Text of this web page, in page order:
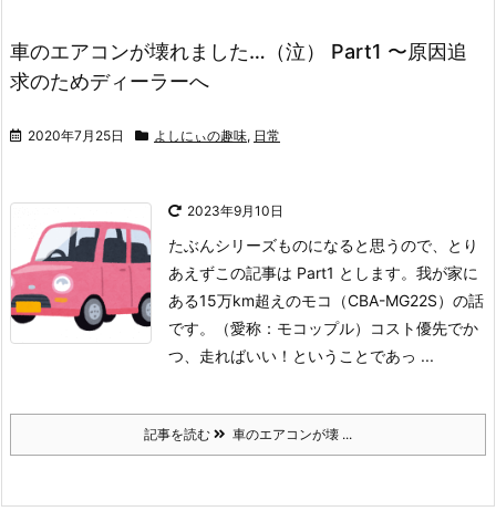
車のエアコンが壊れました…（泣） Part1 〜原因追
求のためディーラーへ
2020年7月25日 よしにぃの趣味, 日常
2023年9月10日
たぶんシリーズものになると思うので、とり
あえずこの記事は Part1 とします。 我が家に
ある15万km超えのモコ（CBA-MG22S）の話
です。（愛称：モコップル）
コスト優先でか
つ、走ればいい！ということであっ ...
記事を読む 車のエアコンが壊 ...